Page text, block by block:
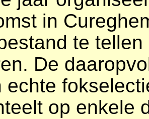
in
te
De
echte
op enkele